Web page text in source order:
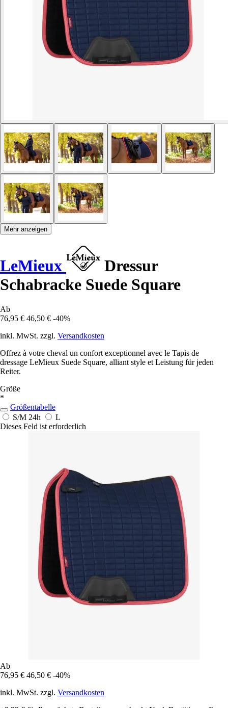
Mehr anzeigen
LeMieux
Dressur
Schabracke Suede Square
Ab
76,95 € 46,50 € -40%
inkl. MwSt. zzgl. Versandkosten
Offrez à votre cheval un confort exceptionnel avec le Tapis de
dressage LeMieux Suede Square, alliant style et Leistung für jeden
Reiter.
Größe
*
Größentabelle
S/M 24h
L
Dieses Feld ist erforderlich
Ab
76,95 € 46,50 € -40%
inkl. MwSt. zzgl. Versandkosten